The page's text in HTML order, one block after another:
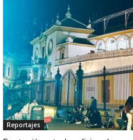
Reportajes